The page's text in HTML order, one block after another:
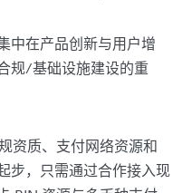
中在产品创新与用户增
规/基础设施建设的重
资质、支付网络资源和
步，只需通过合作接入现